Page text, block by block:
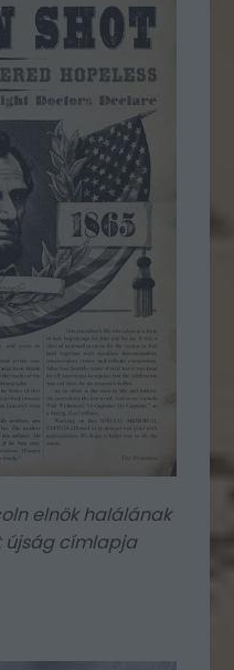
elnök halálának
újság címlapja